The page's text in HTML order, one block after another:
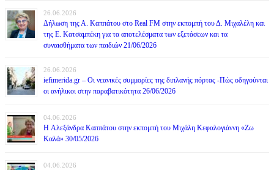
26.06.2026
Δήλωση της Α. Καππάτου στο Real FM στην εκπομπή του Δ. Μιχαλέλη και
της Ε. Κατσαμπέκη για τα αποτελέσματα των εξετάσεων και τα
συναισθήματα των παιδιών 21/06/2026
26.06.2026
iefimerida.gr – Οι νεανικές συμμορίες της διπλανής πόρτας -Πώς οδηγούνται
οι ανήλικοι στην παραβατικότητα 26/06/2026
04.06.2026
H Αλεξάνδρα Καππάτου στην εκπομπή του Μιχάλη Κεφαλογιάννη «Ζω
Καλά» 30/05/2026
04.06.2026